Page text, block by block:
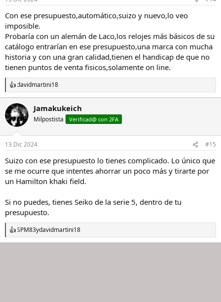
e
:
Con ese presupuesto,automático,suizo y nuevo,lo veo
imposible.
Probaría con un alemán de Laco,los relojes más básicos de su
catálogo entrarían en ese presupuesto,una marca con mucha
historia y con una gran calidad,tienen el handicap de que no
tienen puntos de venta fisicos,solamente on line.
R
e
a
c
c
i
o
n
e
s
davidmartini18
Jamakukeich
Milpostista Verificad@ con 2FA
13 Dic 2024 #15
Suizo con ese presupuesto lo tienes complicado. Lo único que
se me ocurre que intentes ahorrar un poco más y tirarte por
un Hamilton khaki field.
Si no puedes, tienes Seiko de la serie 5, dentro de tu
presupuesto.
R
e
SPM83ydavidmartini18